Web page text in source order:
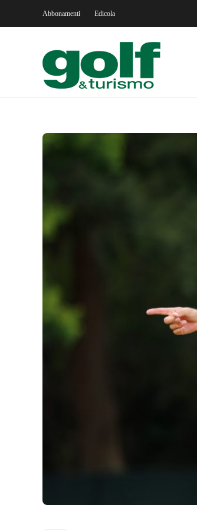
Abbonamenti Edicola